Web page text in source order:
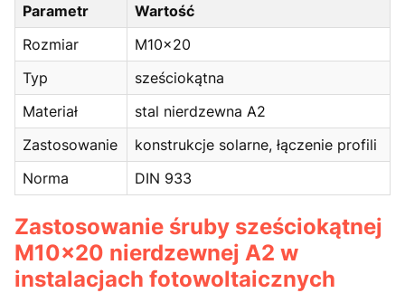
Parametr
Wartość
Rozmiar
M10x20
Typ
sześciokątna
Materiał
stal nierdzewna A2
Zastosowanie
konstrukcje solarne, łączenie profili
Norma
DIN 933
Zastosowanie śruby sześciokątnej
M10x20 nierdzewnej A2 w
instalacjach fotowoltaicznych